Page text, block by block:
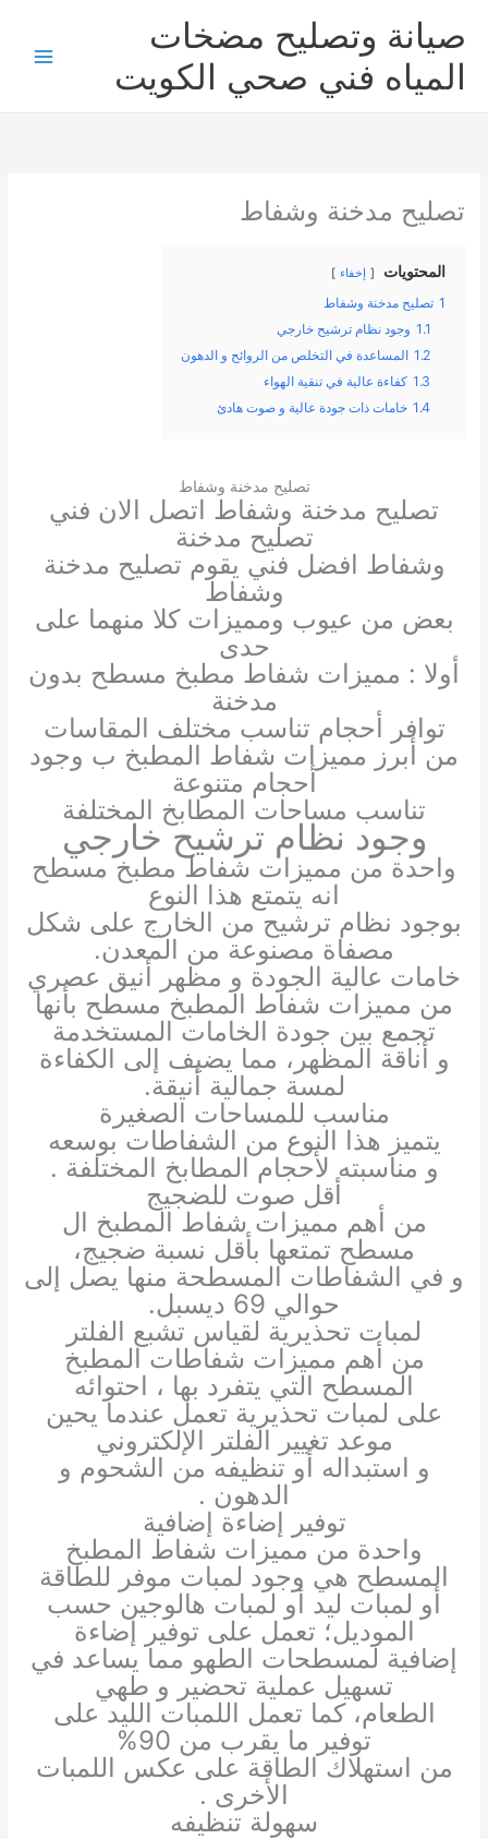
المحتوى
صيانة وتصليح مضخات
المياه فني صحي الكويت
تصليح مدخنة وشفاط
المحتويات إخفاء
1 تصليح مدخنة وشفاط
1.1 وجود نظام ترشيح خارجي
1.2 المساعدة في التخلص من الروائح و الدهون
1.3 كفاءة عالية في تنقية الهواء
1.4 خامات ذات جودة عالية و صوت هادئ
تصليح مدخنة وشفاط
تصليح مدخنة وشفاط اتصل الان فني
تصليح مدخنة
وشفاط افضل فني يقوم تصليح مدخنة
وشفاط
بعض من عيوب ومميزات كلا منهما على
حدى
أولا : مميزات شفاط مطبخ مسطح بدون
مدخنة
توافر أحجام تناسب مختلف المقاسات
من أبرز مميزات شفاط المطبخ ب وجود
أحجام متنوعة
تناسب مساحات المطابخ المختلفة
وجود نظام ترشيح خارجي
واحدة من مميزات شفاط مطبخ مسطح
انه يتمتع هذا النوع
بوجود نظام ترشيح من الخارج على شكل
مصفاة مصنوعة من المعدن.
خامات عالية الجودة و مظهر أنيق عصري
من مميزات شفاط المطبخ مسطح بأنها
تجمع بين جودة الخامات المستخدمة
و أناقة المظهر، مما يضيف إلى الكفاءة
لمسة جمالية أنيقة.
مناسب للمساحات الصغيرة
يتميز هذا النوع من الشفاطات بوسعه
و مناسبته لأحجام المطابخ المختلفة .
أقل صوت للضجيج
من أهم مميزات شفاط المطبخ ال
مسطح تمتعها بأقل نسبة ضجيج،
و في الشفاطات المسطحة منها يصل إلى
حوالي 69 ديسبل.
لمبات تحذيرية لقياس تشبع الفلتر
من أهم مميزات شفاطات المطبخ
المسطح التي يتفرد بها ، احتوائه
على لمبات تحذيرية تعمل عندما يحين
موعد تغيير الفلتر الإلكتروني
و استبداله أو تنظيفه من الشحوم و
الدهون .
توفير إضاءة إضافية
واحدة من مميزات شفاط المطبخ
المسطح هي وجود لمبات موفر للطاقة
أو لمبات ليد أو لمبات هالوجين حسب
الموديل؛ تعمل على توفير إضاءة
إضافية لمسطحات الطهو مما يساعد في
تسهيل عملية تحضير و طهي
الطعام، كما تعمل اللمبات الليد على
توفير ما يقرب من 90%
من استهلاك الطاقة على عكس اللمبات
الأخرى .
سهولة تنظيفه